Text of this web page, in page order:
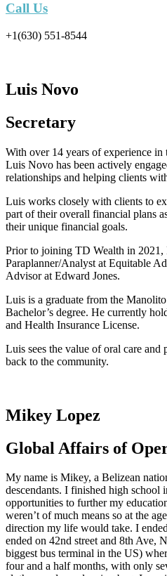
Call Us
+1(630) 551-8544
Luis Novo
Secretary
With over 14 years of experience in
Luis Novo has been actively
relationships and helping clients
Luis works closely with clients to
part of their overall financial plans
their unique financial goals.
Prior to joining TD Wealth in 2021,
Paraplanner/Analyst at Equitable
Advisor at Edward Jones.
Luis is a graduate from the
Bachelor’s degree. He currently
and Health Insurance License.
Luis sees the value of oral care
back to the community.
Mikey Lopez
Global Affairs of
My name is Mikey, a Belizean
descendants. I finished high school
opportunities to further my
weren’t of much means so at the
direction my life would take. I
ended on 42nd street and 8thAve,
biggest bus terminal in the US)
four and a half months, with only